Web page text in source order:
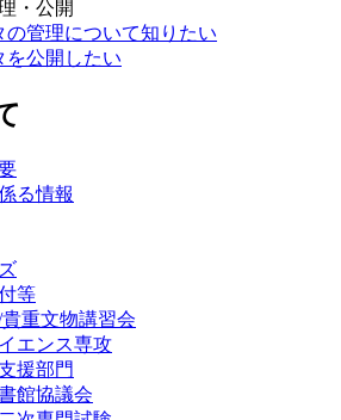
・公開
の管理について知りたい
を公開したい
る情報
等
重文物講習会
エンス専攻
援部門
館協議会